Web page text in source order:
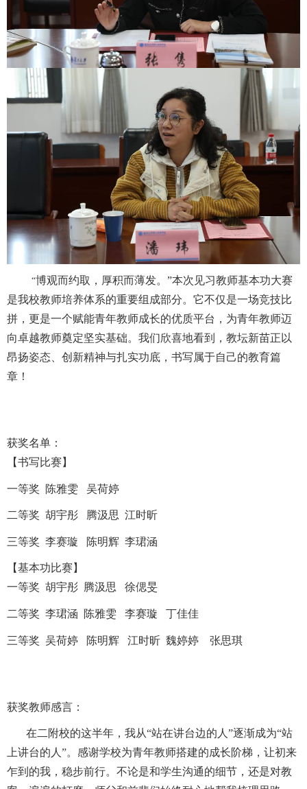
“博观而约取，厚积而薄发。”本次见习教师基本功大赛
是我校教师培养体系的重要组成部分。它不仅是一场竞技比
拼，更是一个赋能青年教师成长的优质平台，为青年教师迈
向卓越教师奠定坚实基础。我们欣喜地看到，教坛新苗正以
昂扬姿态、创新精神与扎实功底，书写属于自己的教育篇
章！
获奖名单：
【书写比赛】
一等奖 陈雅雯 吴荷婷
二等奖 胡宇彤 腾汲思 江时昕
三等奖 李赛璇 陈明辉 李珺涵
【基本功比赛】
一等奖 胡宇彤 腾汲思 徐偲旻
二等奖 李珺涵 陈雅雯 李赛璇 丁佳佳
三等奖 吴荷婷 陈明辉 江时昕 魏婷婷 张思琪
获奖教师感言：
在二附校的这半年，我从“站在讲台边的人”逐渐成为“站
上讲台的人”。感谢学校为青年教师搭建的成长阶梯，让初来
乍到的我，稳步前行。不论是和学生沟通的细节，还是对教